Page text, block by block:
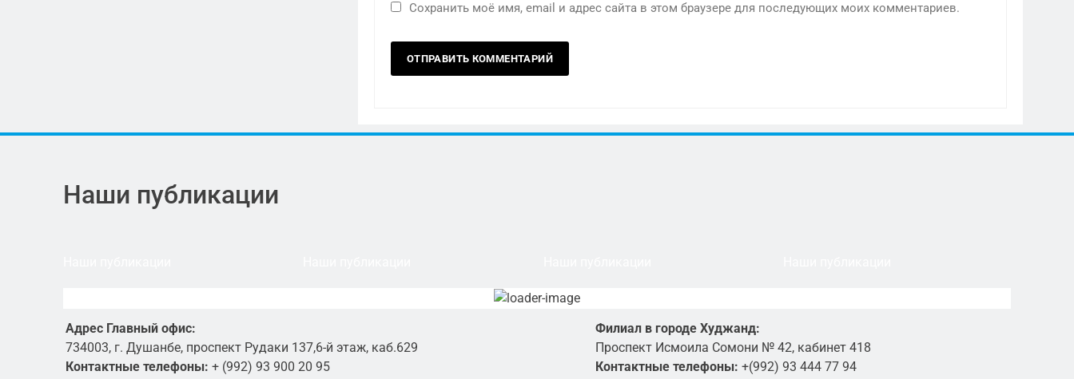
Сохранить моё имя, email и адрес сайта в этом браузере для последующих моих комментариев.
Наши публикации
Адрес Главный офис:
734003, г. Душанбе, проспект Рудаки 137,6-й этаж, каб.629
Контактные телефоны: + (992) 93 900 20 95
Филиал в городе Худжанд:
Проспект Исмоила Сомони № 42, кабинет 418
Контактные телефоны: +(992) 93 444 77 94